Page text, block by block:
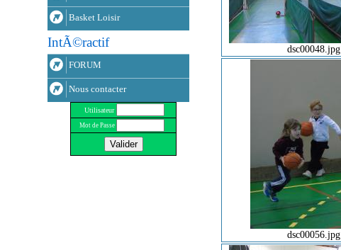
Basket Loisir
IntÃ©ractif
FORUM
Nous contacter
Utilisateur
Mot de Passe
dsc00048.jpg
dsc00056.jpg